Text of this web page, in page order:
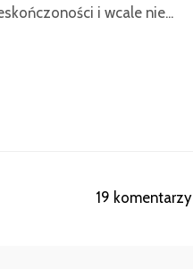
i wcale nie...
19 komentarzy